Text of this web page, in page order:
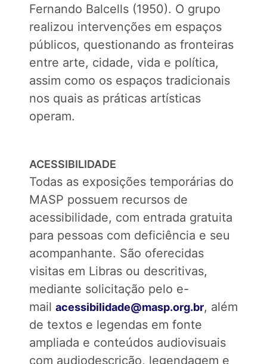
Fernando Balcells (1950). O grupo
realizou intervenções em espaços
públicos, questionando as fronteiras
entre arte, cidade, vida e política,
assim como os espaços tradicionais
nos quais as práticas artísticas
operam.
ACESSIBILIDADE
Todas as exposições temporárias do
MASP possuem recursos de
acessibilidade, com entrada gratuita
para pessoas com deficiência e seu
acompanhante. São oferecidas
visitas em Libras ou descritivas,
mediante solicitação pelo e-
mail acessibilidade@masp.org.br, além
de textos e legendas em fonte
ampliada e conteúdos audiovisuais
com audiodescrição, legendagem e